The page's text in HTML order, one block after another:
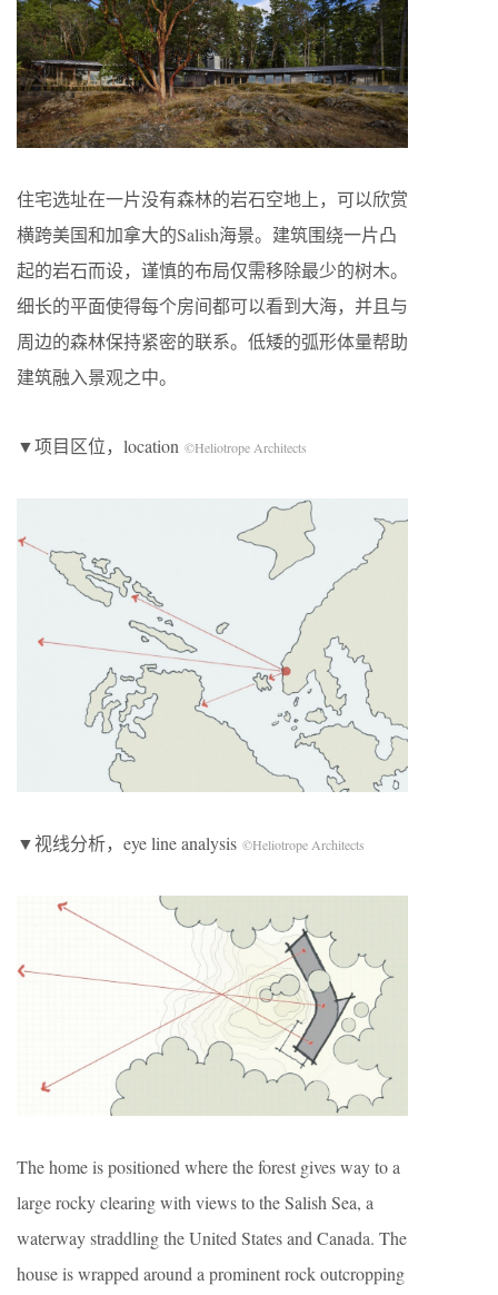
住宅选址在一片没有森林的岩石空地上，可以欣赏
横跨美国和加拿大的Salish海景。建筑围绕一片凸
起的岩石而设，谨慎的布局仅需移除最少的树木。
细长的平面使得每个房间都可以看到大海，并且与
周边的森林保持紧密的联系。低矮的弧形体量帮助
建筑融入景观之中。
▼项目区位，location ©Heliotrope Architects
▼视线分析，eye line analysis ©Heliotrope Architects
The home is positioned where the forest gives way to a
large rocky clearing with views to the Salish Sea, a
waterway straddling the United States and Canada. The
house is wrapped around a prominent rock outcropping